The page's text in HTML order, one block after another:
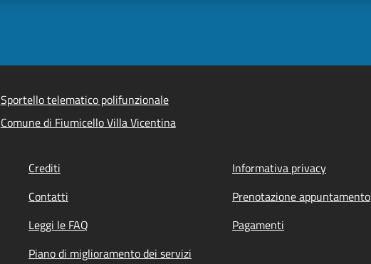
Sportello telematico polifunzionale
Comune di Fiumicello Villa Vicentina
Crediti Informativa privacy
Contatti Prenotazione appuntamento
Leggi le FAQ Pagamenti
Piano di miglioramento dei servizi